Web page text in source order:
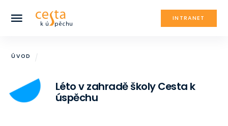
INTRANET
ÚVOD
Léto v zahradě školy Cesta k
úspěchu